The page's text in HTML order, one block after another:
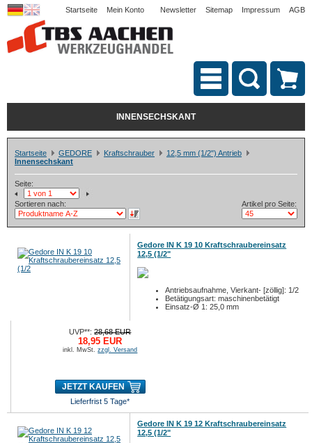
Startseite Mein Konto Newsletter Sitemap Impressum AGB
INNENSECHSKANT
Startseite GEDORE Kraftschrauber
12,5 mm (1/2") Antrieb
Innensechskant
Seite:
Sortieren nach: Artikel pro Seite:
Gedore IN K 19 10 Kraftschraubereinsatz
12,5 (1/2"
Antriebsaufnahme, Vierkant- [zöllig]: 1/2
Betätigungsart: maschinenbetätigt
Einsatz-Ø 1: 25,0 mm
UVP**:28,68 EUR
18,95 EUR
inkl. MwSt.zzgl. Versand
JETZT KAUFEN
Lieferfrist 5 Tage*
Gedore IN K 19 12 Kraftschraubereinsatz
12,5 (1/2"